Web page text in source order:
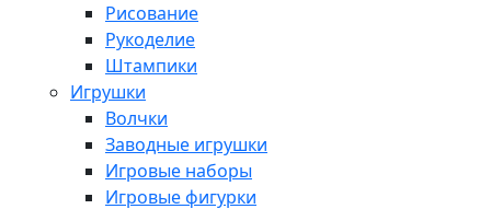
Рисование
Рукоделие
Штампики
Игрушки
Волчки
Заводные игрушки
Игровые наборы
Игровые фигурки